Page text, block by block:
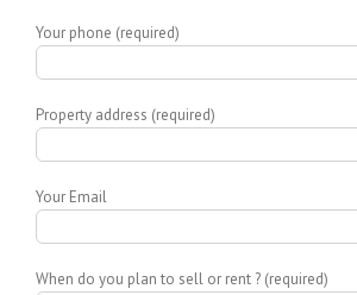
Your phone (required)
Property address (required)
Your Email
When do you plan to sell or rent ? (required)